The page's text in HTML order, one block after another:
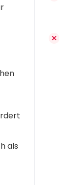
als
✕